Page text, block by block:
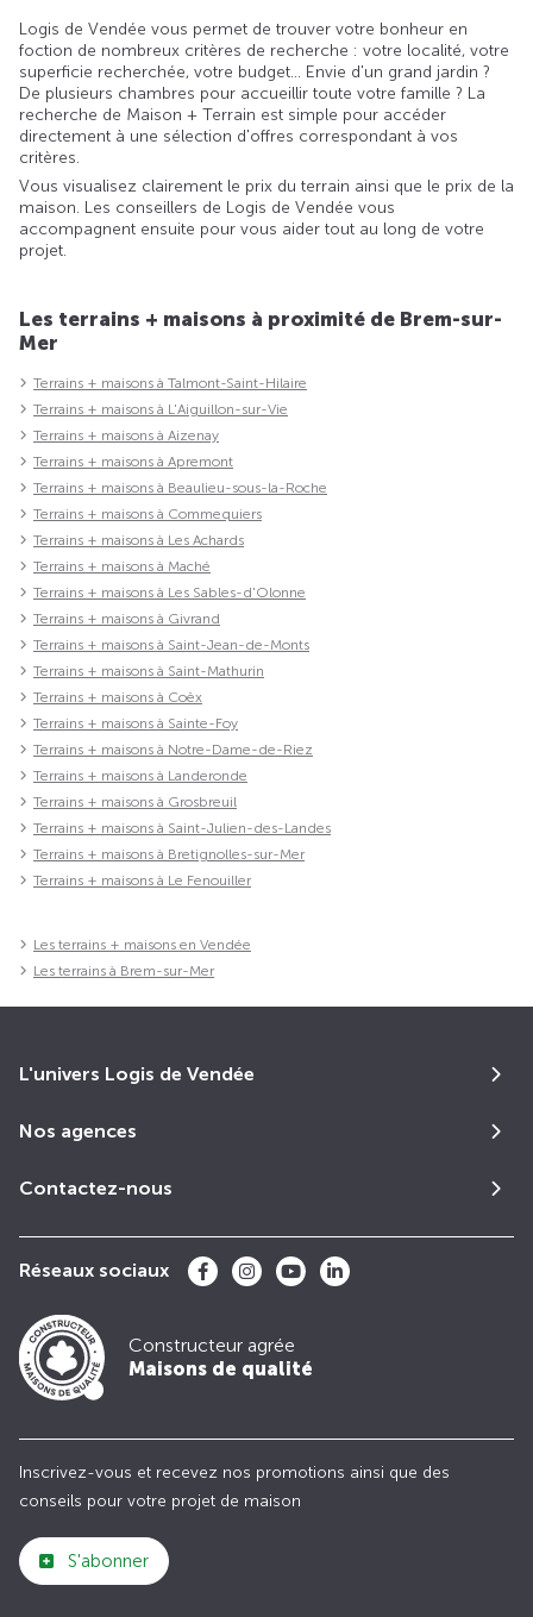
Logis de Vendée vous permet de trouver votre bonheur en
foction de nombreux critères de recherche : votre localité, votre
superficie recherchée, votre budget... Envie d'un grand jardin ?
De plusieurs chambres pour accueillir toute votre famille ? La
recherche de Maison + Terrain est simple pour accéder
directement à une sélection d'offres correspondant à vos
critères.
Vous visualisez clairement le prix du terrain ainsi que le prix de la
maison. Les conseillers de Logis de Vendée vous
accompagnent ensuite pour vous aider tout au long de votre
projet.
Les terrains + maisons à proximité de Brem-sur-
Mer
Terrains + maisons à Talmont-Saint-Hilaire
Terrains + maisons à L'Aiguillon-sur-Vie
Terrains + maisons à Aizenay
Terrains + maisons à Apremont
Terrains + maisons à Beaulieu-sous-la-Roche
Terrains + maisons à Commequiers
Terrains + maisons à Les Achards
Terrains + maisons à Maché
Terrains + maisons à Les Sables-d'Olonne
Terrains + maisons à Givrand
Terrains + maisons à Saint-Jean-de-Monts
Terrains + maisons à Saint-Mathurin
Terrains + maisons à Coëx
Terrains + maisons à Sainte-Foy
Terrains + maisons à Notre-Dame-de-Riez
Terrains + maisons à Landeronde
Terrains + maisons à Grosbreuil
Terrains + maisons à Saint-Julien-des-Landes
Terrains + maisons à Bretignolles-sur-Mer
Terrains + maisons à Le Fenouiller
Les terrains + maisons en Vendée
Les terrains à Brem-sur-Mer
L'univers Logis de Vendée
Nos agences
Contactez-nous
Réseaux sociaux
Constructeur agrée
Maisons de qualité
Inscrivez-vous et recevez nos promotions ainsi que des
conseils pour votre projet de maison
S'abonner